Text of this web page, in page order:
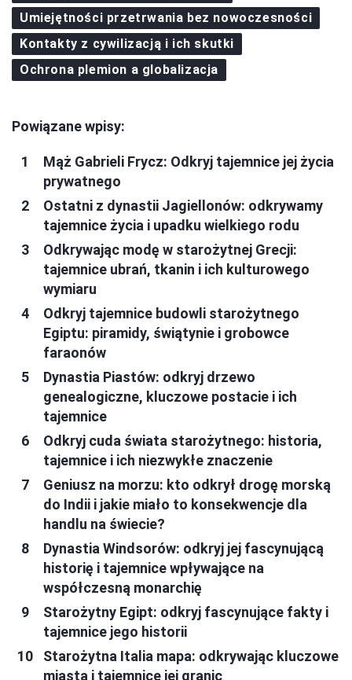
Umiejętności przetrwania bez nowoczesności
Kontakty z cywilizacją i ich skutki
Ochrona plemion a globalizacja
Powiązane wpisy:
Mąż Gabrieli Frycz: Odkryj tajemnice jej życia
prywatnego
Ostatni z dynastii Jagiellonów: odkrywamy
tajemnice życia i upadku wielkiego rodu
Odkrywając modę w starożytnej Grecji:
tajemnice ubrań, tkanin i ich kulturowego
wymiaru
Odkryj tajemnice budowli starożytnego
Egiptu: piramidy, świątynie i grobowce
faraonów
Dynastia Piastów: odkryj drzewo
genealogiczne, kluczowe postacie i ich
tajemnice
Odkryj cuda świata starożytnego: historia,
tajemnice i ich niezwykłe znaczenie
Geniusz na morzu: kto odkrył drogę morską
do Indii i jakie miało to konsekwencje dla
handlu na świecie?
Dynastia Windsorów: odkryj jej fascynującą
historię i tajemnice wpływające na
współczesną monarchię
Starożytny Egipt: odkryj fascynujące fakty i
tajemnice jego historii
Starożytna Italia mapa: odkrywając kluczowe
miasta i tajemnice jej granic